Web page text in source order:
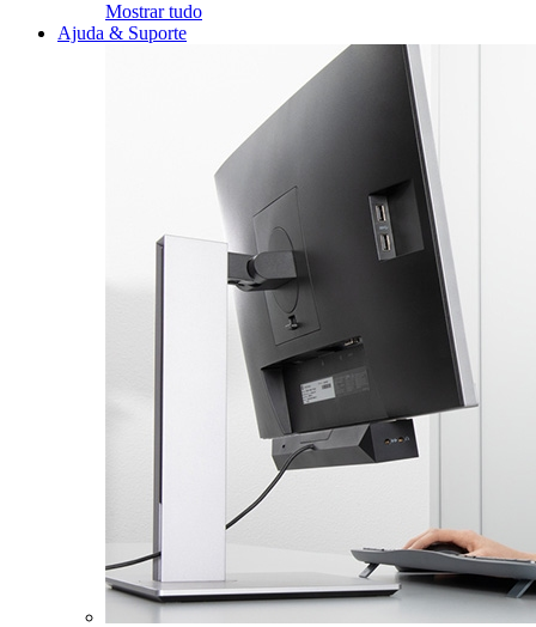
Mostrar tudo
Ajuda & Suporte